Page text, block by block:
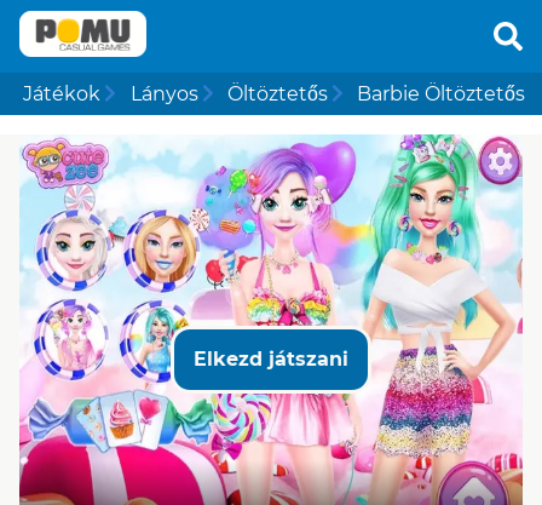
Játékok Lányos Öltöztetős Barbie Öltöztetős
Elkezd játszani